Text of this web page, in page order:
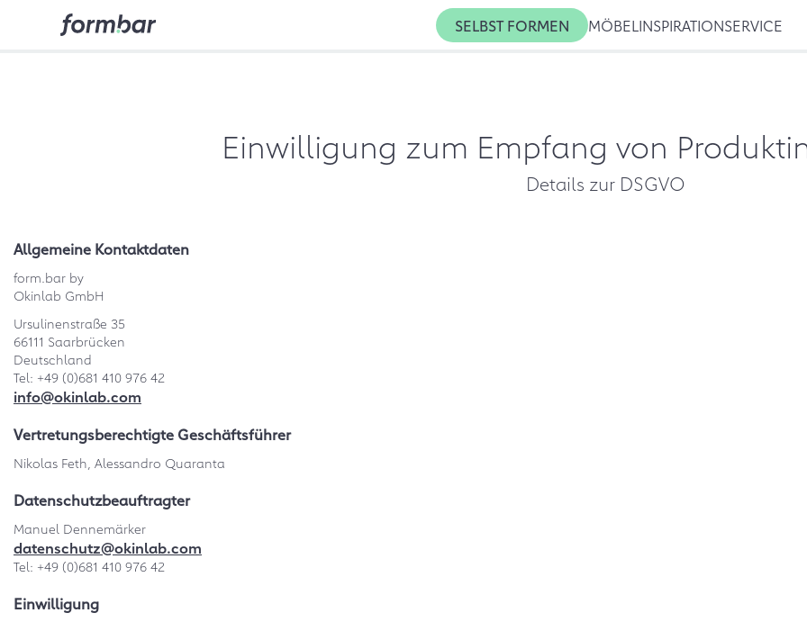
SELBST FORMEN MÖBEL INSPIRATIONSERVICE
Einwilligung zum Empfang von
Details zur DSGVO
Allgemeine Kontaktdaten
form.bar by
Okinlab GmbH
Ursulinenstraße 35
66111 Saarbrücken
Deutschland
Tel: +49 (0)681 410 976 42
info@okinlab.com
Vertretungsberechtigte Geschäftsführer
Nikolas Feth, Alessandro Quaranta
Datenschutzbeauftragter
Manuel Dennemärker
datenschutz@okinlab.com
Tel: +49 (0)681 410 976 42
Einwilligung